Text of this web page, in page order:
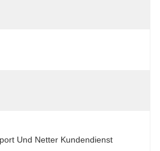
Und Netter Kundendienst